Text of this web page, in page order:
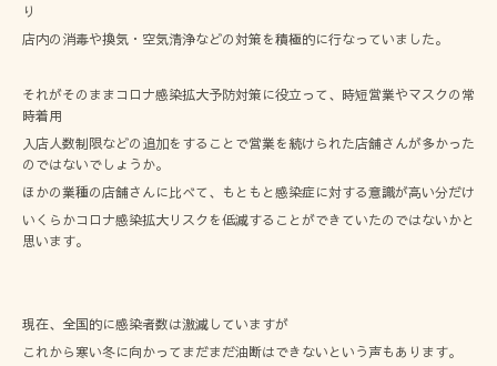
り
店内の消毒や換気・空気清浄などの対策を積極的に行なっていました。
それがそのままコロナ感染拡大予防対策に役立って、時短営業やマスクの常
時着用
入店人数制限などの追加をすることで営業を続けられた店舗さんが多かった
のではないでしょうか。
ほかの業種の店舗さんに比べて、もともと感染症に対する意識が高い分だけ
いくらかコロナ感染拡大リスクを低減することができていたのではないかと
思います。
現在、全国的に感染者数は激減していますが
これから寒い冬に向かってまだまだ油断はできないという声もあります。